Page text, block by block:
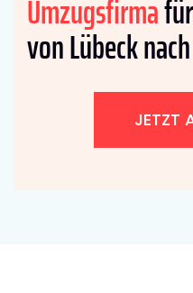
Umzugsfirma
von Lübeck
JETZT